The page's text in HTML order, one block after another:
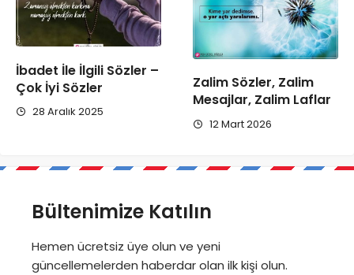
İbadet İle İlgili Sözler –
Çok İyi Sözler
28 Aralık 2025
Zalim Sözler, Zalim
Mesajlar, Zalim Laflar
12 Mart 2026
Bültenimize Katılın
Hemen ücretsiz üye olun ve yeni
güncellemelerden haberdar olan ilk kişi olun.